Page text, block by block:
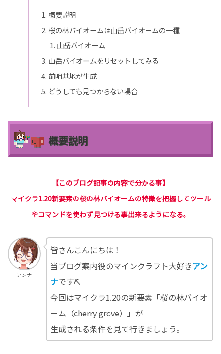
概要説明
桜の林バイオームは山岳バイオームの一種
山岳バイオーム
山岳バイオームをリセットしてみる
前哨基地が生成
どうしても見つからない場合
概要説明
【このブログ記事の内容で分かる事】
マイクラ1.20新要素の桜の林バイオームの特徴を把握してツール
やコマンドを使わず見つける事出来るようになる。
アンナ
皆さんこんにちは！
当ブログ案内役のマインクラフト大好きアン
ナです⛏
今回はマイクラ1.20の新要素「桜の林バイオ
ーム（cherry grove）」が
生成される条件を見て行きましょう。